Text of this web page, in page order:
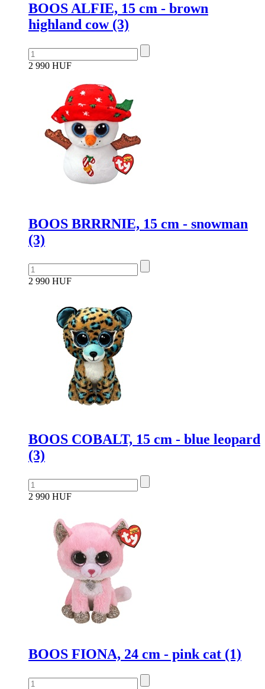
BOOS ALFIE, 15 cm - brown
highland cow (3)
2 990 HUF
BOOS BRRRNIE, 15 cm - snowman
(3)
2 990 HUF
BOOS COBALT, 15 cm - blue leopard
(3)
2 990 HUF
BOOS FIONA, 24 cm - pink cat (1)